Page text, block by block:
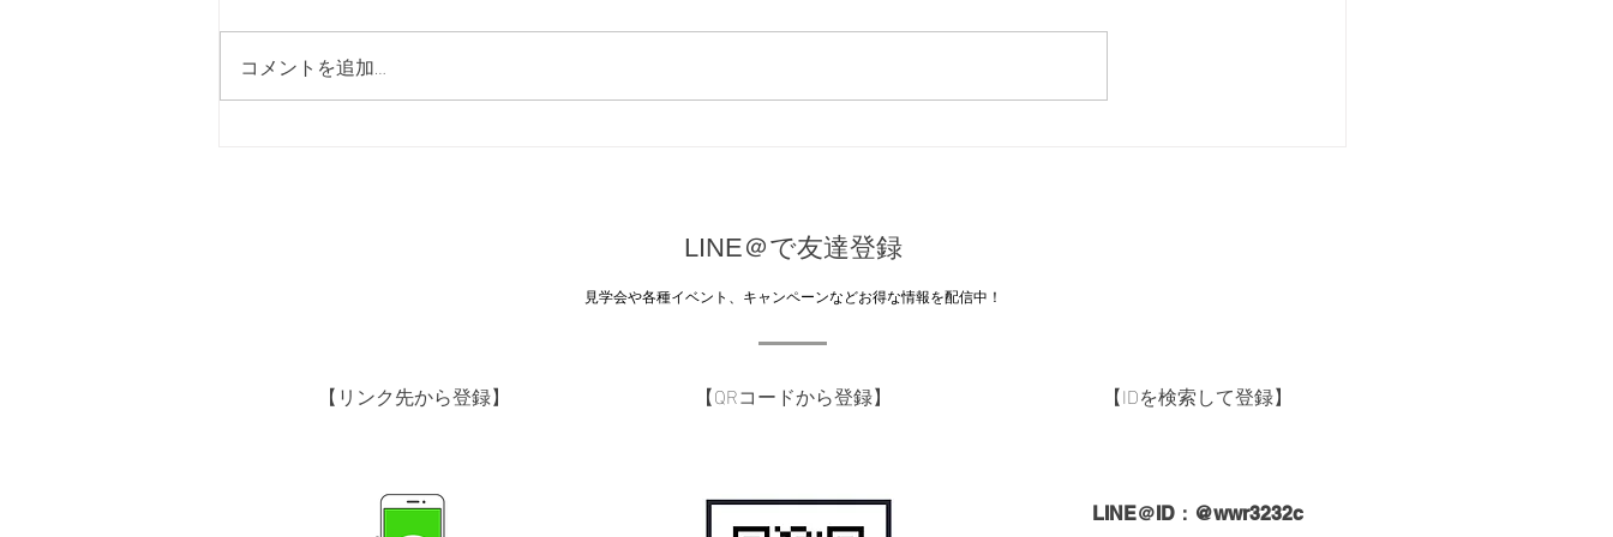
こんにちは★ 気温が下がり、よ
た。 今年は涼しくなるのが遅
ませんよう、お気をつけくださ
コメントを追加…
LINE＠で友達登録
​見学会や各種イベント、キャンペーンなどお得な情報を配信中！
【リンク先から登録】 【QRコードから登録】 【IDを検索して登録】
LINE＠ID：@wwr3232c